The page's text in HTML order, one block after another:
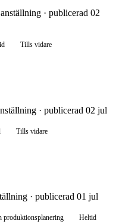
· publicerad 02
Tills vidare
· publicerad 02 jul
Tills vidare
· publicerad 01 jul
produktionsplanering
Heltid